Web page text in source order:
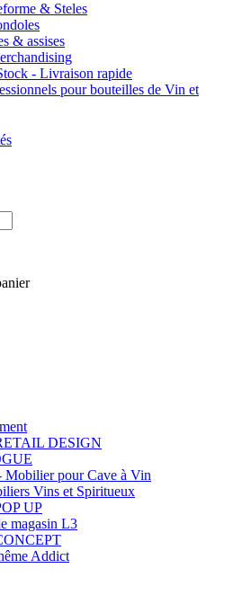
& Steles
& assises
- Livraison rapide
pour bouteilles de Vin et
DESIGN
pour Cave à Vin
Vins et Spiritueux
UP
magasin L3
Addict